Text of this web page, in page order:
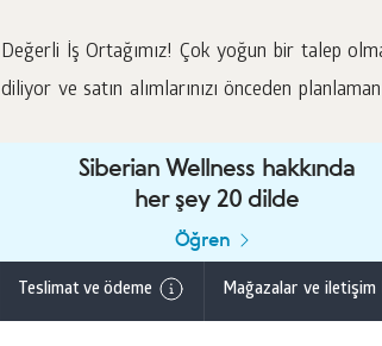
Değerli İş Ortağımız! Çok yoğun bir talep
diliyor ve satın alımlarınızı önceden
Siberian Wellness hakkında
her şey 20 dilde
Öğren
Teslimat ve ödeme Mağazalar ve iletişim